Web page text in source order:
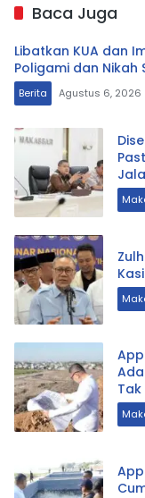
Baca Juga
Libatkan KUA dan
Poligami dan Nikah
Berita Agustus 6, 2026